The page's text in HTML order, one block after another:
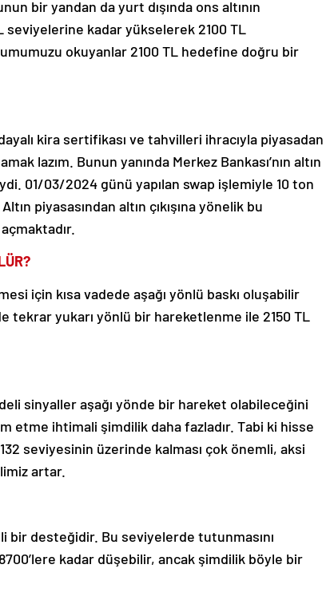
bir yandan da yurt dışında ons altının
kadar yükselerek 2100 TL
okuyanlar 2100 TL hedefine doğru bir
kira sertifikası ve tahvilleri ihracıyla piyasadan
lazım. Bunun yanında Merkez Bankası’nın altın
01/03/2024 günü yapılan swap işlemiyle 10 ton
piyasasından altın çıkışına yönelik bu
için kısa vadede aşağı yönlü baskı oluşabilir
tekrar yukarı yönlü bir hareketlenme ile 2150 TL
sinyaller aşağı yönde bir hareket olabileceğini
etme ihtimali şimdilik daha fazladır. Tabi ki hisse
seviyesinin üzerinde kalması çok önemli, aksi
artar.
bir desteğidir. Bu seviyelerde tutunmasını
kadar düşebilir, ancak şimdilik böyle bir